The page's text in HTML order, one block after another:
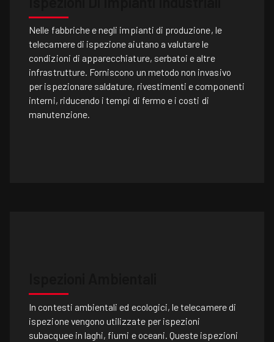
Nelle fabbriche e negli impianti di produzione, le
telecamere di ispezione aiutano a valutare le
condizioni di apparecchiature, serbatoi e altre
infrastrutture. Forniscono un metodo non invasivo
per ispezionare saldature, rivestimenti e componenti
interni, riducendo i tempi di fermo e i costi di
manutenzione.
In contesti ambientali ed ecologici, le telecamere di
ispezione vengono utilizzate per ispezioni
subacquee in laghi, fiumi e oceani. Queste ispezioni